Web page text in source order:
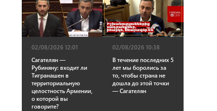
02/08/2026 12:01
Сагателян —
Рубиняну: входит ли
Тигранашен в
территориальную
целостность Армении,
о которой вы
говорите?
02/08/2026 10:38
В течение последних 5
лет мы боролись за
то, чтобы страна не
дошла до этой точки
— Сагателян